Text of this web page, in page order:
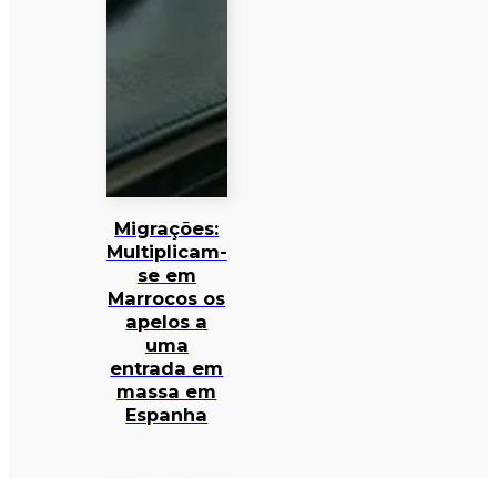
Migrações:
Multiplicam-
se em
Marrocos os
apelos a
uma
entrada em
massa em
Espanha